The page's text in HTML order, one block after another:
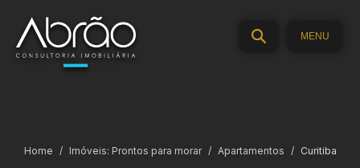
MENU
Home Imóveis: Prontos para morar Apartamentos Curitiba